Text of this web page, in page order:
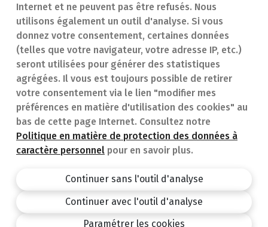
Internet et ne peuvent pas être refusés. Nous
utilisons également un outil d'analyse. Si vous
donnez votre consentement, certaines données
(telles que votre navigateur, votre adresse IP, etc.)
seront utilisées pour générer des statistiques
agrégées. Il vous est toujours possible de retirer
votre consentement via le lien "modifier mes
préférences en matière d'utilisation des cookies" au
bas de cette page Internet. Consultez notre
Politique en matière de protection des données à
caractère personnel pour en savoir plus.
Continuer sans l'outil d'analyse
Continuer avec l'outil d'analyse
Paramétrer les cookies
pharmacie
Notre expertise
Maladies
Médicaments
Contact
Questions
fréquentes (FAQ)
Pharmacie.be
Privacy policy
Conditions générales
design by